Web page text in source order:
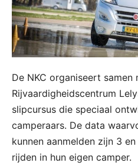
De NKC organiseert samen
Rijvaardigheidscentrum
slipcursus die speciaal
camperaars. De data
kunnen aanmelden zijn 3
rijden in hun eigen camper.